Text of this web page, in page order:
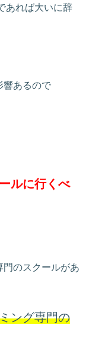
あれば大いに辞
響あるので
ルに行くべ
のスクールがあ
ング専門の